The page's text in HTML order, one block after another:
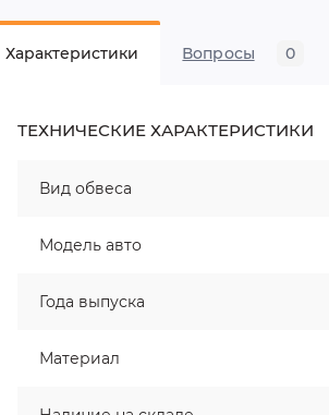
Характеристики Вопросы 0
ТЕХНИЧЕСКИЕ ХАРАКТЕРИСТИКИ
Вид обвеса
Модель авто
Года выпуска
Материал